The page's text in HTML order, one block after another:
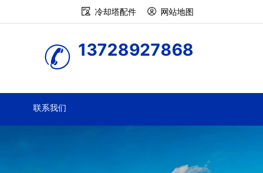
冷却塔配件 网站地图
13728927868
联系我们